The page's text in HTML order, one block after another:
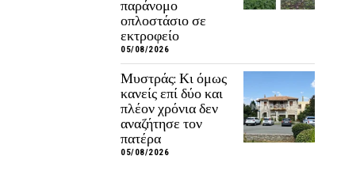
παράνομο
οπλοστάσιο σε
εκτροφείο
05/08/2026
Μυστράς: Κι όμως
κανείς επί δύο και
πλέον χρόνια δεν
αναζήτησε τον
πατέρα
05/08/2026